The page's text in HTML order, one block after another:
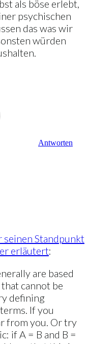
als böse erlebt,
psychischen
das was wir
würden
Antworten
seinen Standpunkt
erläutert:
are based
cannot be
defining
If you
from you. Or try
if A = B and B =